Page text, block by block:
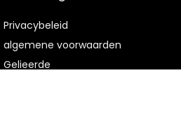
Privacybeleid
algemene voorwaarden
Gelieerde